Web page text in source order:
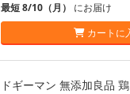
最短 8/10（月） にお届け
カートに
ドギーマン 無添加良品